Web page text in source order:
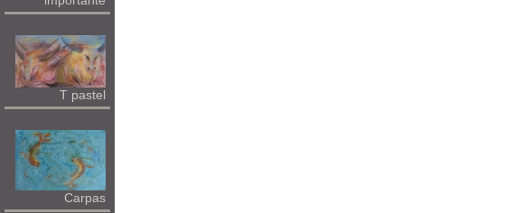
T pastel
Carpas